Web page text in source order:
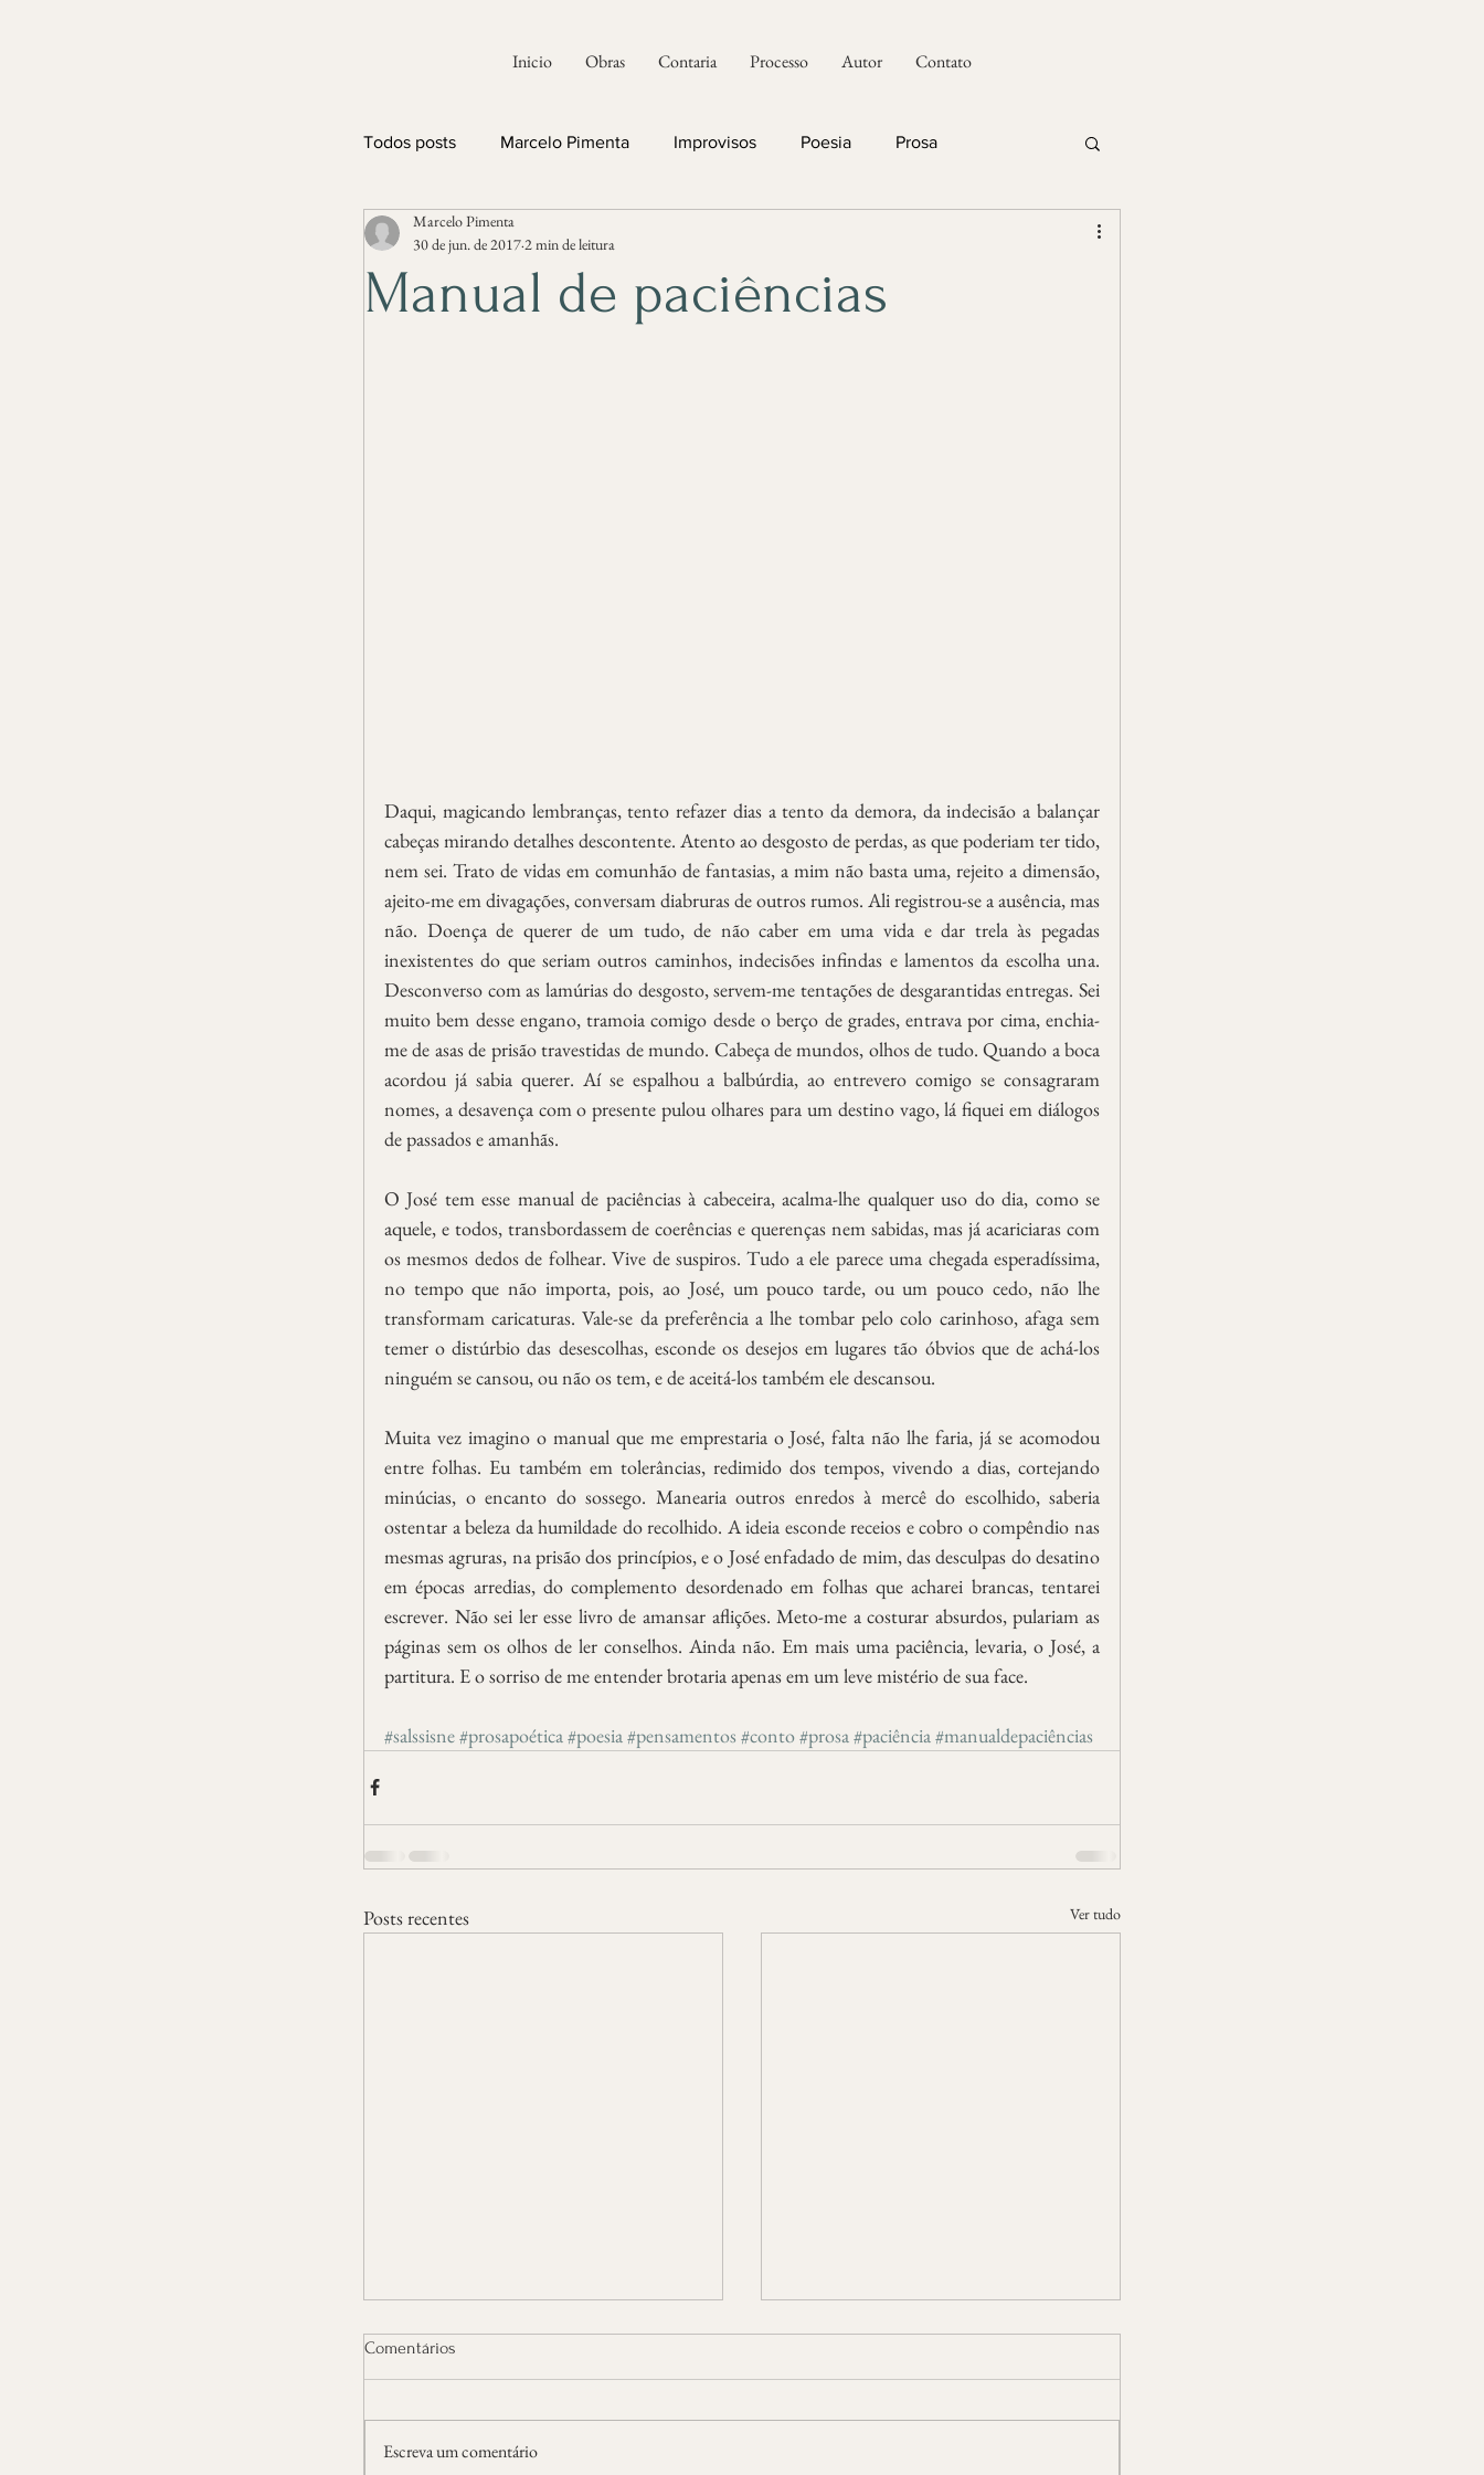
Inicio Obras Contaria Processo Autor Contato
Todos posts Marcelo Pimenta Improvisos Poesia Prosa
Manual de paciências
Marcelo Pimenta
30 de jun. de 20172 min de leitura
Daqui, magicando lembranças, tento refazer dias a tento da demora, da indecisão a balançar
cabeças mirando detalhes descontente. Atento ao desgosto de perdas, as que poderiam ter tido,
nem sei. Trato de vidas em comunhão de fantasias, a mim não basta uma, rejeito a dimensão,
ajeito-me em divagações, conversam diabruras de outros rumos. Ali registrou-se a ausência, mas
não. Doença de querer de um tudo, de não caber em uma vida e dar trela às pegadas
inexistentes do que seriam outros caminhos, indecisões infindas e lamentos da escolha una.
Desconverso com as lamúrias do desgosto, servem-me tentações de desgarantidas entregas. Sei
muito bem desse engano, tramoia comigo desde o berço de grades, entrava por cima, enchia-
me de asas de prisão travestidas de mundo. Cabeça de mundos, olhos de tudo. Quando a boca
acordou já sabia querer. Aí se espalhou a balbúrdia, ao entrevero comigo se consagraram
nomes, a desavença com o presente pulou olhares para um destino vago, lá fiquei em diálogos
de passados e amanhãs.
O José tem esse manual de paciências à cabeceira, acalma-lhe qualquer uso do dia, como se
aquele, e todos, transbordassem de coerências e querenças nem sabidas, mas já acariciaras com
os mesmos dedos de folhear. Vive de suspiros. Tudo a ele parece uma chegada esperadíssima,
no tempo que não importa, pois, ao José, um pouco tarde, ou um pouco cedo, não lhe
transformam caricaturas. Vale-se da preferência a lhe tombar pelo colo carinhoso, afaga sem
temer o distúrbio das desescolhas, esconde os desejos em lugares tão óbvios que de achá-los
ninguém se cansou, ou não os tem, e de aceitá-los também ele descansou.
Muita vez imagino o manual que me emprestaria o José, falta não lhe faria, já se acomodou
entre folhas. Eu também em tolerâncias, redimido dos tempos, vivendo a dias, cortejando
minúcias, o encanto do sossego. Manearia outros enredos à mercê do escolhido, saberia
ostentar a beleza da humildade do recolhido. A ideia esconde receios e cobro o compêndio nas
mesmas agruras, na prisão dos princípios, e o José enfadado de mim, das desculpas do desatino
em épocas arredias, do complemento desordenado em folhas que acharei brancas, tentarei
escrever. Não sei ler esse livro de amansar aflições. Meto-me a costurar absurdos, pulariam as
páginas sem os olhos de ler conselhos. Ainda não. Em mais uma paciência, levaria, o José, a
partitura. E o sorriso de me entender brotaria apenas em um leve mistério de sua face.
#salssisne#prosapoética#poesia#pensamentos #conto#prosa#paciência#manualdepaciências
Posts recentes Ver tudo
Comentários
Escreva um comentário